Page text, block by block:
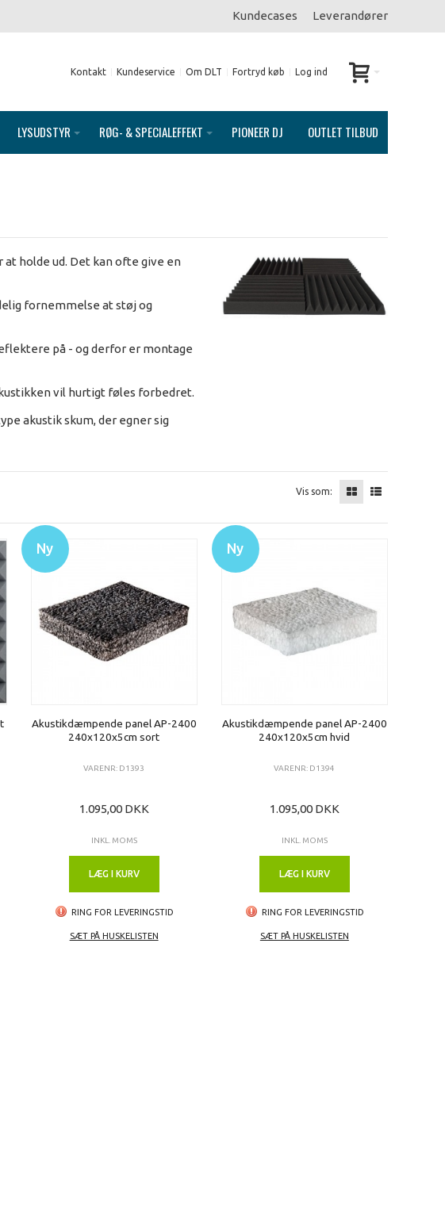
Kundecases Leverandører
Kontakt Kundeservice Om DLT Fortryd køb Log ind
LYSUDSTYR RØG- & SPECIALEFFEKT PIONEER DJ OUTLET TILBUD
holde ud. Det kan ofte give en
fornemmelse at støj og
på - og derfor er montage
vil hurtigt føles forbedret.
akustik skum, der egner sig
Vis som:
Akustikdæmpende panel AP-2400
240x120x5cm sort
VARENR: D1393
1.095,00 DKK
INKL. MOMS
LÆG I KURV
RING FOR LEVERINGSTID
SÆT PÅ HUSKELISTEN
Ny
Akustikdæmpende panel AP-2400
240x120x5cm hvid
VARENR: D1394
1.095,00 DKK
INKL. MOMS
LÆG I KURV
RING FOR LEVERINGSTID
SÆT PÅ HUSKELISTEN
Ny